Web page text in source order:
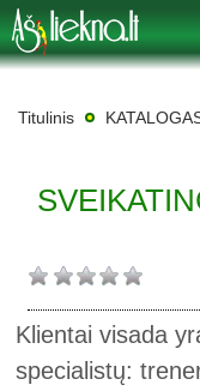
Titulinis
Klientai visada
specialistų: